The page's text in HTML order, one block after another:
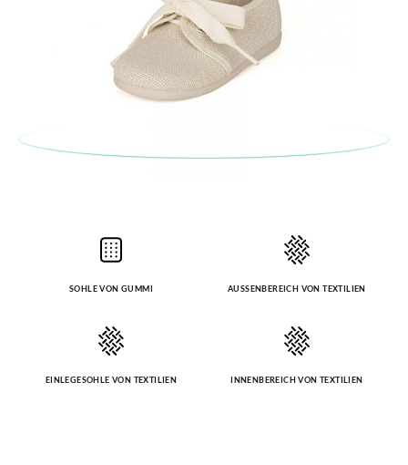
SOHLE VON GUMMI AUSSENBEREICH VON TEXTILIEN
EINLEGESOHLE VON TEXTILIEN INNENBEREICH VON TEXTILIEN